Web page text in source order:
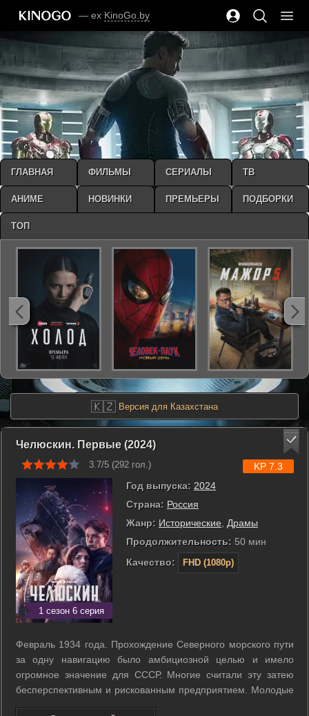
— ex KinoGo.by
🇰🇿 Версия для Казахстана
Челюскин. Первые (2024)
3.7/5 (292 гол.)
1 сезон 6 серия
Год выпуска: 2024
Страна: Россия
Жанр: Исторические
Драмы
Продолжительность: 50 мин
Качество:
FHD (1080p)
KP 7.3
Февраль 1934 года. Прохождение Северного морского пути
за одну навигацию было амбициозной целью и имело
огромное значение для СССР. Многие считали эту затею
бесперспективным и рискованным предприятием. Молодые
и дерзкие полярники во главе с Отто Шмидтом искренне
ГЛАВНАЯ ФИЛЬМЫ СЕРИАЛЫ ТВ
АНИМЕ НОВИНКИ ПРЕМЬЕРЫ ПОДБОРКИ
ТОП